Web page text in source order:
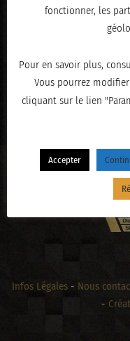
« PRÉCÉDENT
Infos Légales - Nous
-
fonctionner, les
Pour en savoir plus,
Vous pourrez
cliquant sur le lien
Accepter